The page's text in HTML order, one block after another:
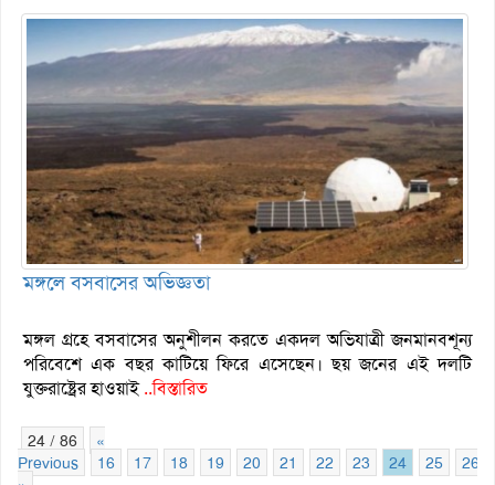
মঙ্গলে বসবাসের অভিজ্ঞতা
মঙ্গল গ্রহে বসবাসের অনুশীলন করতে একদল অভিযাত্রী জনমানবশূন্য
পরিবেশে এক বছর কাটিয়ে ফিরে এসেছেন। ছয় জনের এই দলটি
যুক্তরাষ্ট্রের হাওয়াই..বিস্তারিত
24 / 86
«
Previous
16 17 18 19 20 21 22 23 24 25
26